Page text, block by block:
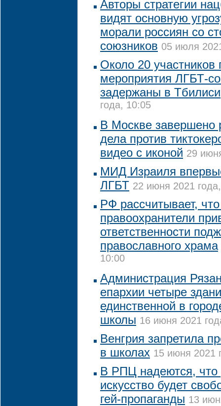
Авторы стратегии
видят основную
морали россиян со
союзников 05 июля
Около 20 участников
мероприятия ЛГБТ-
задержаны в Тбилиси
года, 10:05
В Москве завершено
дела против
видео с иконой 29
МИД Израиля
ЛГБТ 22 июня 2021
РФ рассчитывает,
правоохранители
ответственности
православного храма
10:00
Администрация
епархии четыре
единственной в
школы 16 июня 2021
Венгрия запретила
в школах 15 июня 2021
В РПЦ надеются, что
искусство будет
гей-пропаганды 13